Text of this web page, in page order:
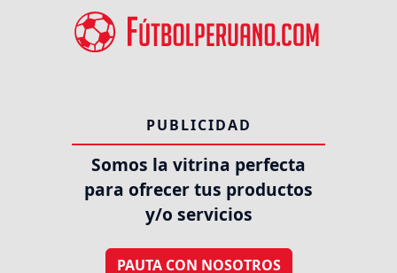
PUBLICIDAD
Somos la vitrina perfecta
para ofrecer tus productos
y/o servicios
PAUTA CON NOSOTROS